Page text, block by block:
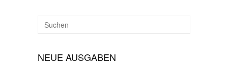
NEUE AUSGABEN